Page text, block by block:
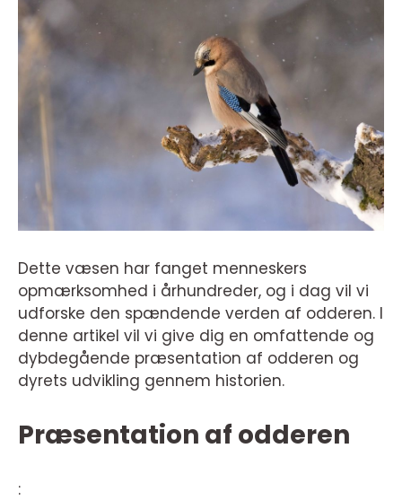
Dette væsen har fanget menneskers
opmærksomhed i århundreder, og i dag vil vi
udforske den spændende verden af odderen. I
denne artikel vil vi give dig en omfattende og
dybdegående præsentation af odderen og
dyrets udvikling gennem historien.
Præsentation af odderen
: